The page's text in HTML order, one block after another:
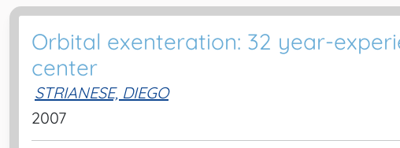
Orbital exenteration: 32 year-
center
STRIANESE, DIEGO
2007